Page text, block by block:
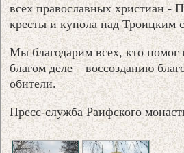
всех православных христиан -
кресты и купола над Троицким
Мы благодарим всех, кто помог
благом деле – воссозданию
обители.
Пресс-служба Раифского